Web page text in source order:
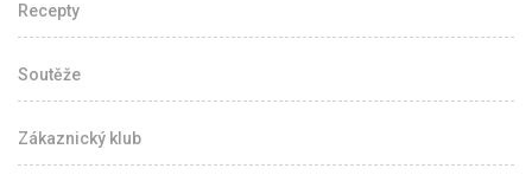
Recepty
Soutěže
Zákaznický klub